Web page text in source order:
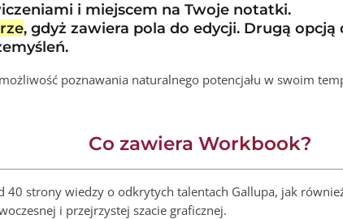
i miejscem na Twoje notatki.
, gdyż zawiera pola do edycji. Drugą
poznawania naturalnego potencjału w swoim
Co zawiera Workbook?
40 strony wiedzy o odkrytych talentach Gallupa, jak
i przejrzystej szacie graficznej.